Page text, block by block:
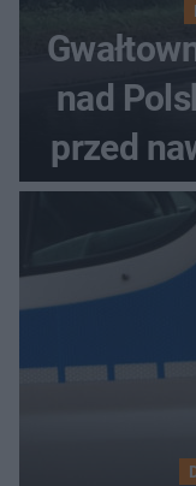
nad
przed